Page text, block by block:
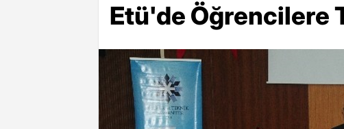
Etü'de Öğrencilere